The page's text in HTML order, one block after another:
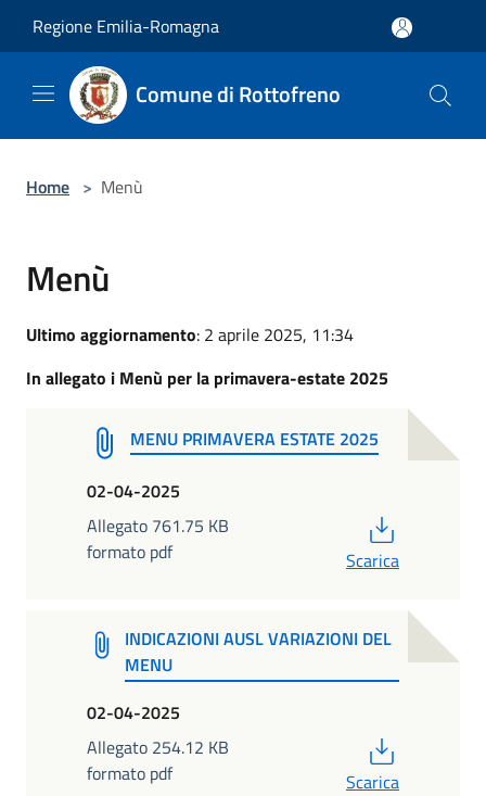
Regione Emilia-Romagna
Comune di Rottofreno
Home > Menù
Menù
Ultimo aggiornamento: 2 aprile 2025, 11:34
In allegato i Menù per la primavera-estate 2025
MENU PRIMAVERA ESTATE 2025
02-04-2025
Allegato 761.75 KB
formato pdf
Scarica
INDICAZIONI AUSL VARIAZIONI DEL
MENU
02-04-2025
Allegato 254.12 KB
formato pdf
Scarica